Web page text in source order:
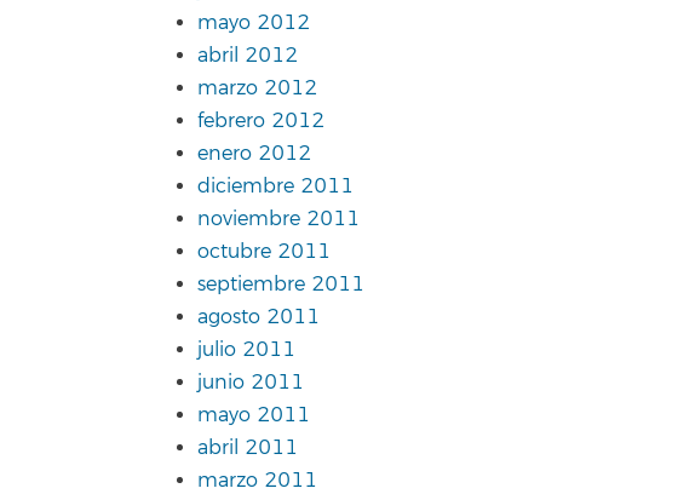
mayo 2012
abril 2012
marzo 2012
febrero 2012
enero 2012
diciembre 2011
noviembre 2011
octubre 2011
septiembre 2011
agosto 2011
julio 2011
junio 2011
mayo 2011
abril 2011
marzo 2011